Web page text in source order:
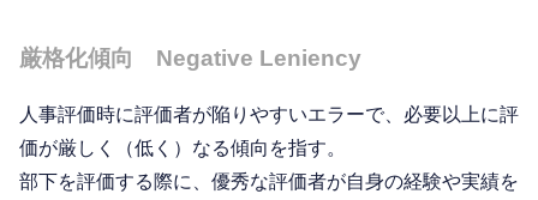
厳格化傾向 Negative Leniency
人事評価時に評価者が陥りやすいエラーで、必要以上に評
価が厳しく（低く）なる傾向を指す。
部下を評価する際に、優秀な評価者が自身の経験や実績を